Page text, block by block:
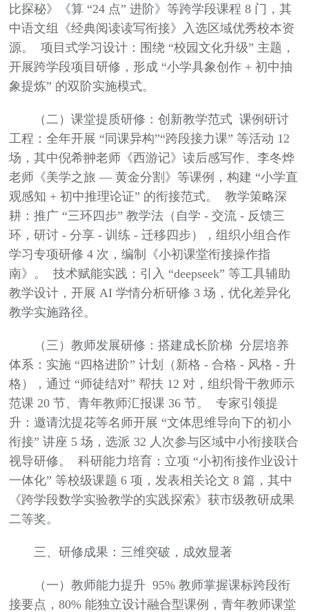
比探秘》《算 “24 点” 进阶》等跨学段课程 8 门，其
中语文组《经典阅读读写衔接》入选区域优秀校本资
源。 项目式学习设计：围绕 “校园文化升级” 主题，
开展跨学段项目研修，形成 “小学具象创作 + 初中抽
象提炼” 的双阶实施模式。
（二）课堂提质研修：创新教学范式 课例研讨
工程：全年开展 “同课异构”“跨段接力课” 等活动 12
场，其中倪希翀老师《西游记》读后感写作、李冬烨
老师《美学之旅 — 黄金分割》等课例，构建 “小学直
观感知 + 初中推理论证” 的衔接范式。 教学策略深
耕：推广 “三环四步” 教学法（自学 - 交流 - 反馈三
环，研讨 - 分享 - 训练 - 迁移四步），组织小组合作
学习专项研修 4 次，编制《小初课堂衔接操作指
南》。 技术赋能实践：引入 “deepseek” 等工具辅助
教学设计，开展 AI 学情分析研修 3 场，优化差异化
教学实施路径。
（三）教师发展研修：搭建成长阶梯 分层培养
体系：实施 “四格进阶” 计划（新格 - 合格 - 风格 - 升
格），通过 “师徒结对” 帮扶 12 对，组织骨干教师示
范课 20 节、青年教师汇报课 36 节。 专家引领提
升：邀请沈提花等名师开展 “文体思维导向下的初小
衔接” 讲座 5 场，选派 32 人次参与区域中小衔接联合
视导研修。 科研能力培育：立项 “小初衔接作业设计
一体化” 等校级课题 6 项，发表相关论文 8 篇，其中
《跨学段数学实验教学的实践探索》获市级教研成果
二等奖。
三、研修成果：三维突破，成效显著
（一）教师能力提升 95% 教师掌握课标跨段衔
接要点，80% 能独立设计融合型课例，青年教师课堂